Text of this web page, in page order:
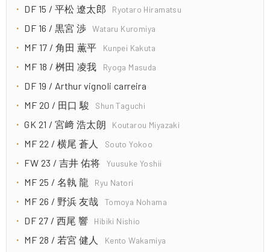
DF 15 / 平松 遼太郎 Ryotaro Hiramatsu
DF 16 / 黒宮 渉 Wataru Kuromiya
MF 17 / 角田 薫平 Kunpei Kakuta
MF 18 / 桝田 凌我 Ryoga Masuda
DF 19 / Arthur vignoli carreira
MF 20 / 田口 駿
Shun Taguchi
GK 21 / 宮﨑 浩太朗 Koutarou Miyazaki
MF 22 / 横尾 蒼人 Souto Yokoo
FW 23 / 吉井 佑将 Yuusuke Yoshii
MF 25 / 名執 龍 Ryu Natori
MF 26 / 野浜 友哉 Tomoya Nohama
DF 27 / 西尾 響 Hibiki Nishio
MF 28 / 若宮 健人 Kento Wakamiya